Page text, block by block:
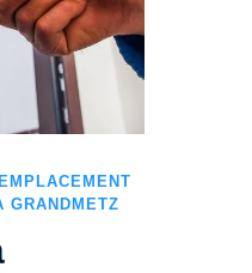
GRANDMETZ